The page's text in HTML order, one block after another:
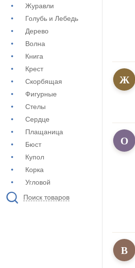
Журавли
Голубь и Лебедь
Дерево
Волна
Книга
Крест
Скорбящая
Фигурные
Стелы
Сердце
Плащаница
Бюст
Купол
Корка
Угловой
Поиск товаров
Ж
О
В